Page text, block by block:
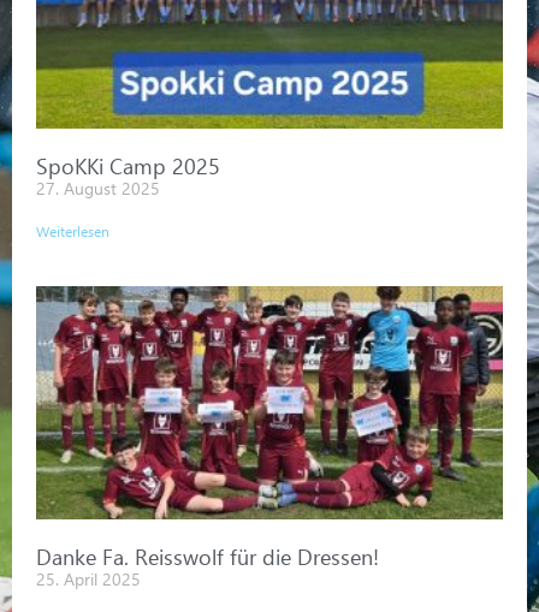
SpoKKi Camp 2025
27. August 2025
Weiterlesen
Danke Fa. Reisswolf für die Dressen!
25. April 2025